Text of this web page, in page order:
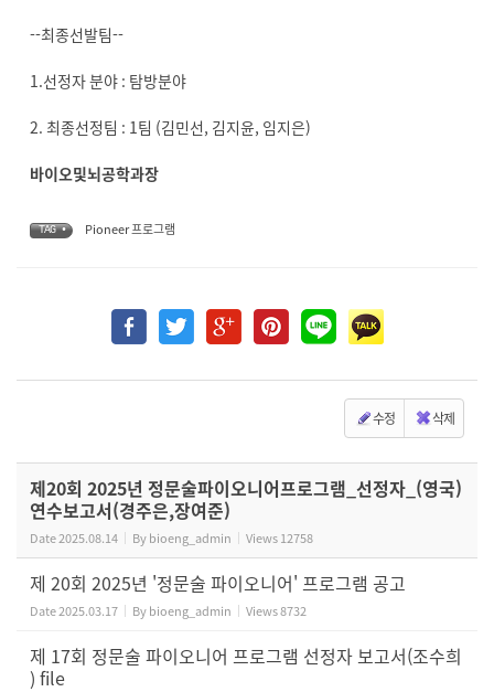
--최종선발팀--
1.선정자 분야 : 탐방분야
2. 최종선정팀 : 1팀 (김민선, 김지윤, 임지은)
바이오및뇌공학과장
TAG • Pioneer 프로그램
수정 삭제
제20회 2025년 정문술파이오니어프로그램_선정자_(영국)
연수보고서(경주은,장여준)
Date2025.08.14 Bybioeng_admin Views12758
제 20회 2025년 '정문술 파이오니어' 프로그램 공고
Date2025.03.17 Bybioeng_admin Views8732
제 17회 정문술 파이오니어 프로그램 선정자 보고서(조수희
) file